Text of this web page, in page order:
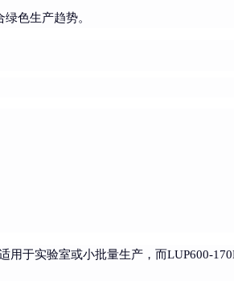
色生产趋势。
于实验室或小批量生产，而LUP600-